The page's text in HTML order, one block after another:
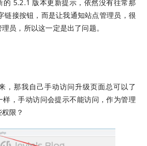
的 5.2.1 版本更新提示，依然没有往常那
链接按钮，而是让我通知站点管理员，很
员，所以这一定是出了问题。
，那我自己手动访问升级页面总可以了
，手动访问会提示不能访问，作为管理
限？